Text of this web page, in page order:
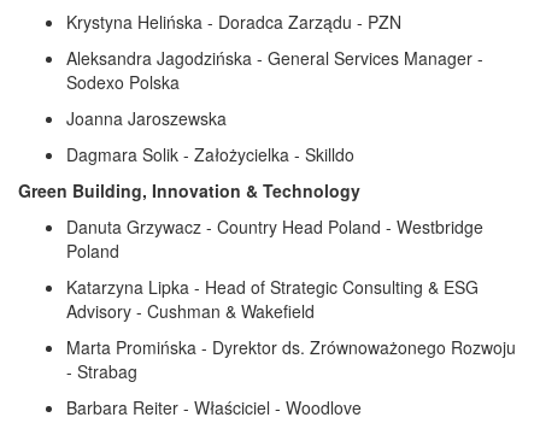
Krystyna Helińska - Doradca Zarządu - PZN
Aleksandra Jagodzińska - General Services Manager -
Sodexo Polska
Joanna Jaroszewska
Dagmara Solik - Założycielka - Skilldo
Green Building, Innovation & Technology
Danuta Grzywacz - Country Head Poland - Westbridge
Poland
Katarzyna Lipka - Head of Strategic Consulting & ESG
Advisory - Cushman & Wakefield
Marta Promińska - Dyrektor ds. Zrównoważonego Rozwoju
- Strabag
Barbara Reiter - Właściciel - Woodlove